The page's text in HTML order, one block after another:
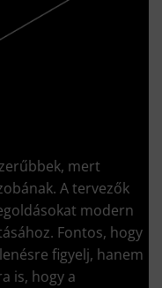
mert
A tervezők
modern
Fontos, hogy
figyelj, hanem
is, hogy a